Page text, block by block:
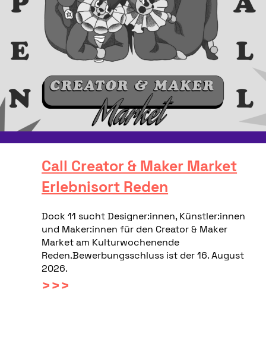
Call Creator & Maker Market
Erlebnisort Reden
Dock 11 sucht Designer:innen, Künstler:innen
und Maker:innen für den Creator & Maker
Market am Kulturwochenende
Reden.Bewerbungsschluss ist der 16. August
2026.
>>>